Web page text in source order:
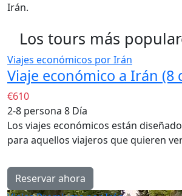
Irán.
Los tours más
Viajes económicos por Irán
Viaje económico a Irán (8
€610
2-8 persona 8 Día
Los viajes económicos están
para aquellos viajeros que quieren
Reservar ahora